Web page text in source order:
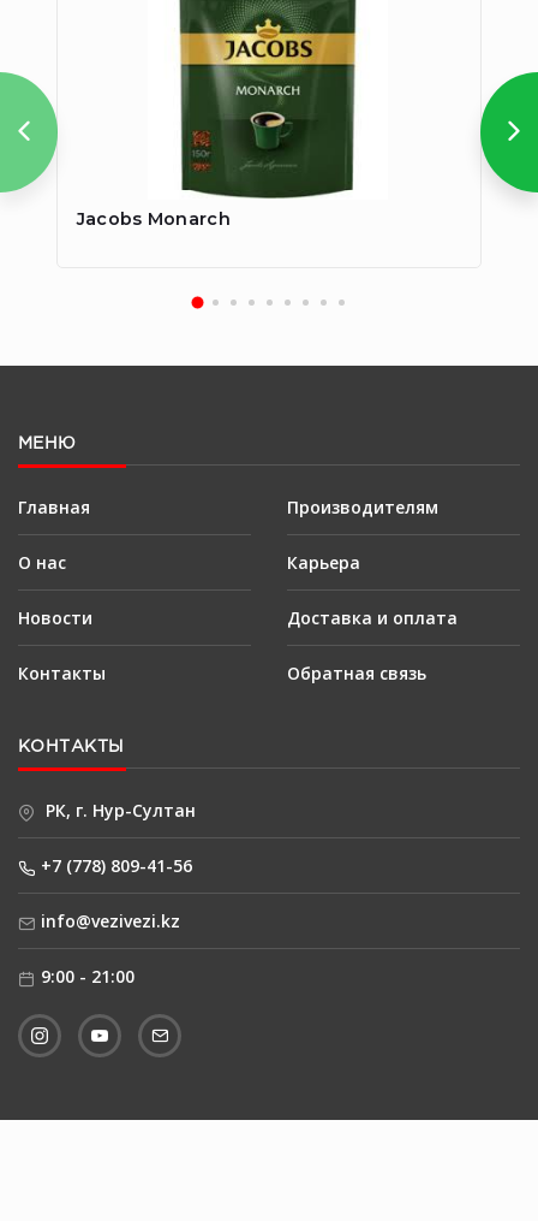
Jacobs Monarch
МЕНЮ
Главная
О нас
Новости
Контакты
Производителям
Карьера
Доставка и оплата
Обратная связь
КОНТАКТЫ
РК, г. Нур-Султан
+7 (778) 809-41-56
info@vezivezi.kz
9:00 - 21:00